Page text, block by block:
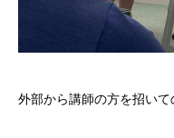
外部から講師の方を招いて